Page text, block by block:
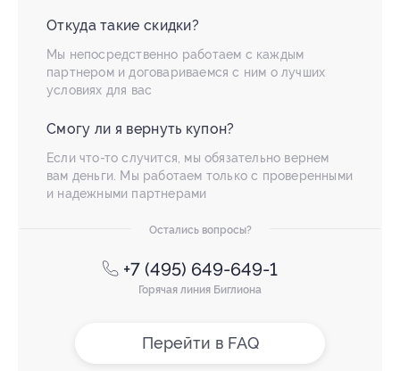
Откуда такие скидки?
Мы непосредственно работаем с каждым
партнером и договариваемся с ним о лучших
условиях для вас
Смогу ли я вернуть купон?
Если что-то случится, мы обязательно вернем
вам деньги. Мы работаем только с проверенными
и надежными партнерами
Остались вопросы?
+7 (495) 649-649-1
Горячая линия Биглиона
Перейти в FAQ